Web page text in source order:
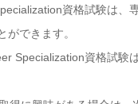
資格試験は、
できます。
Specialization資格試験